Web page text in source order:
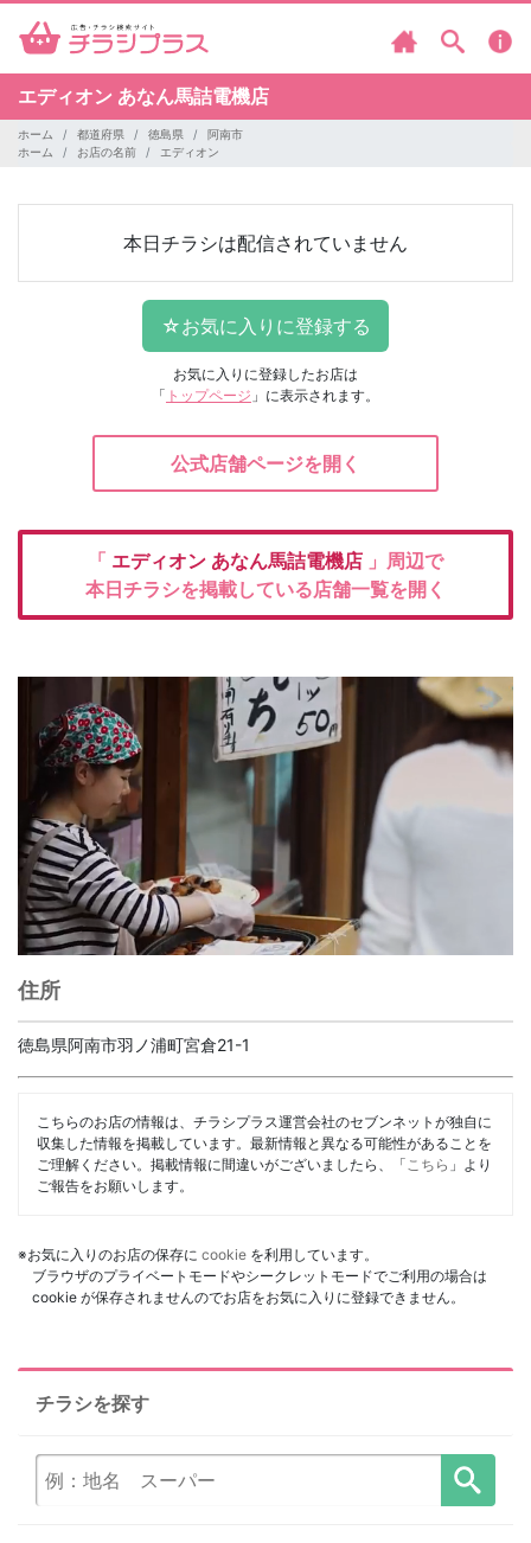
エディオン あなん馬詰電機店
ホーム 都道府県 徳島県
阿南市
ホーム
お店の名前 エディオン
本日チラシは配信されていません
お気に入りに登録したお店は
「 トップページ 」に表示されます。
公式店舗ページを開く
「 エディオン あなん馬詰電機店 」周辺で
本日チラシを掲載している店舗一覧を開く
住所
徳島県阿南市羽ノ浦町宮倉21-1
こちらのお店の情報は、チラシプラス運営会社のセブンネットが独自に
収集した情報を掲載しています。最新情報と異なる可能性があることを
ご理解ください。掲載情報に間違いがございましたら、「 こちら 」より
ご報告をお願いします。
※お気に入りのお店の保存に cookie を利用しています。
ブラウザのプライベートモードやシークレットモードでご利用の場合は
cookie が保存されませんのでお店をお気に入りに登録できません。
チラシを探す